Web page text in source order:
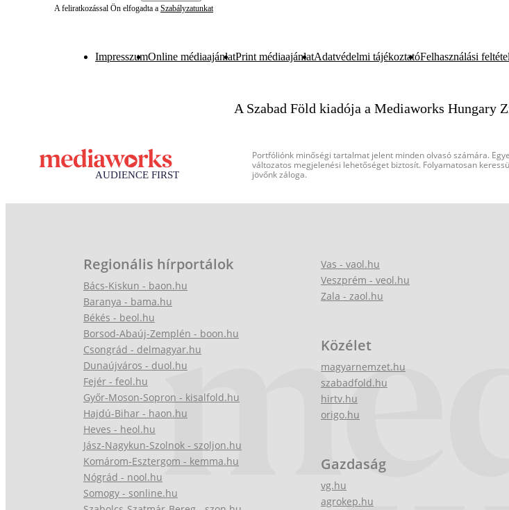
A feliratkozással Ön elfogadta a Szabályzatunkat
ImpresszumOnline médiaajánlatPrint médiaajánlatAdatvédelmi tájékoztatóFelhasználási
A Szabad Föld kiadója a Mediaworks Hungary
Portfóliónk minőségi tartalmat jelent minden olvasó számára.
változatos megjelenési lehetőséget biztosít. Folyamatosan
jövőnk záloga.
Regionális hírportálok
Bács-Kiskun - baon.hu
Baranya - bama.hu
Békés - beol.hu
Borsod-Abaúj-Zemplén - boon.hu
Csongrád - delmagyar.hu
Dunaújváros - duol.hu
Fejér - feol.hu
Győr-Moson-Sopron - kisalfold.hu
Hajdú-Bihar - haon.hu
Heves - heol.hu
Jász-Nagykun-Szolnok - szoljon.hu
Komárom-Esztergom - kemma.hu
Nógrád - nool.hu
Somogy - sonline.hu
Vas - vaol.hu
Veszprém - veol.hu
Zala - zaol.hu
Közélet
magyarnemzet.hu
szabadfold.hu
hirtv.hu
origo.hu
Gazdaság
vg.hu
agrokep.hu